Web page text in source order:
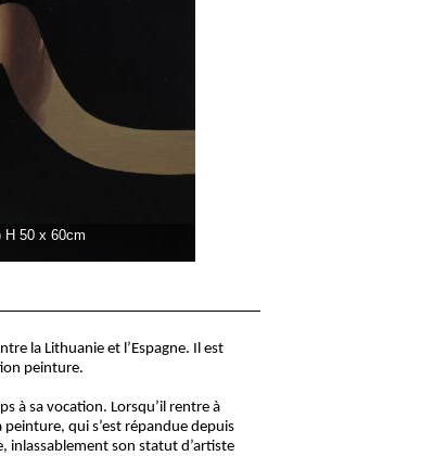
H 50 x 60cm
la Lithuanie et l’Espagne. Il est
peinture.
à sa vocation. Lorsqu’il rentre à
qui s’est répandue depuis
inlassablement son statut d’artiste